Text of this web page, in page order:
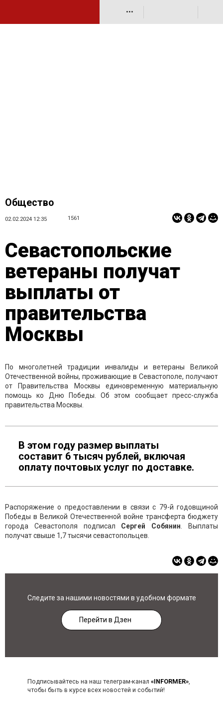
•••
Общество
02.02.2024 12:35 1561
Севастопольские
ветераны получат
выплаты от
правительства
Москвы
По многолетней традиции инвалиды и ветераны Великой
Отечественной войны, проживающие в Севастополе, получают
от Правительства Москвы единовременную материальную
помощь ко Дню Победы. Об этом сообщает пресс-служба
правительства Москвы.
В этом году размер выплаты
составит 6 тысяч рублей, включая
оплату почтовых услуг по доставке.
Распоряжение о предоставлении в связи с 79-й годовщиной
Победы в Великой Отечественной войне трансферта бюджету
города Севастополя подписал Сергей Собянин . Выплаты
получат свыше 1,7 тысячи севастопольцев.
Следите за нашими новостями в удобном формате
Перейти в Дзен
Подписывайтесь на наш телеграм-канал «INFORMER»,
чтобы быть в курсе всех новостей и событий!